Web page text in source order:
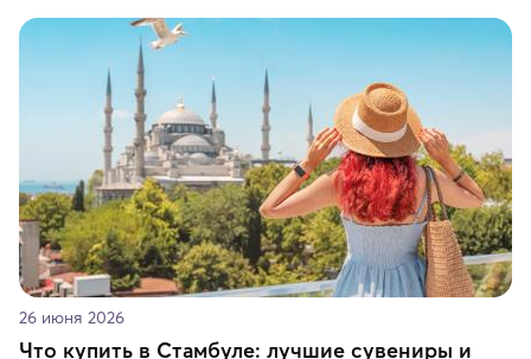
животные и маршруты, которые дарят одни из самых
ярких впечатлений от путешествий.
26 июня 2026
Что купить в Стамбуле: лучшие сувениры и